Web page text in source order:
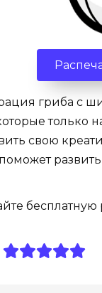
гриба с
только
свою
поможет